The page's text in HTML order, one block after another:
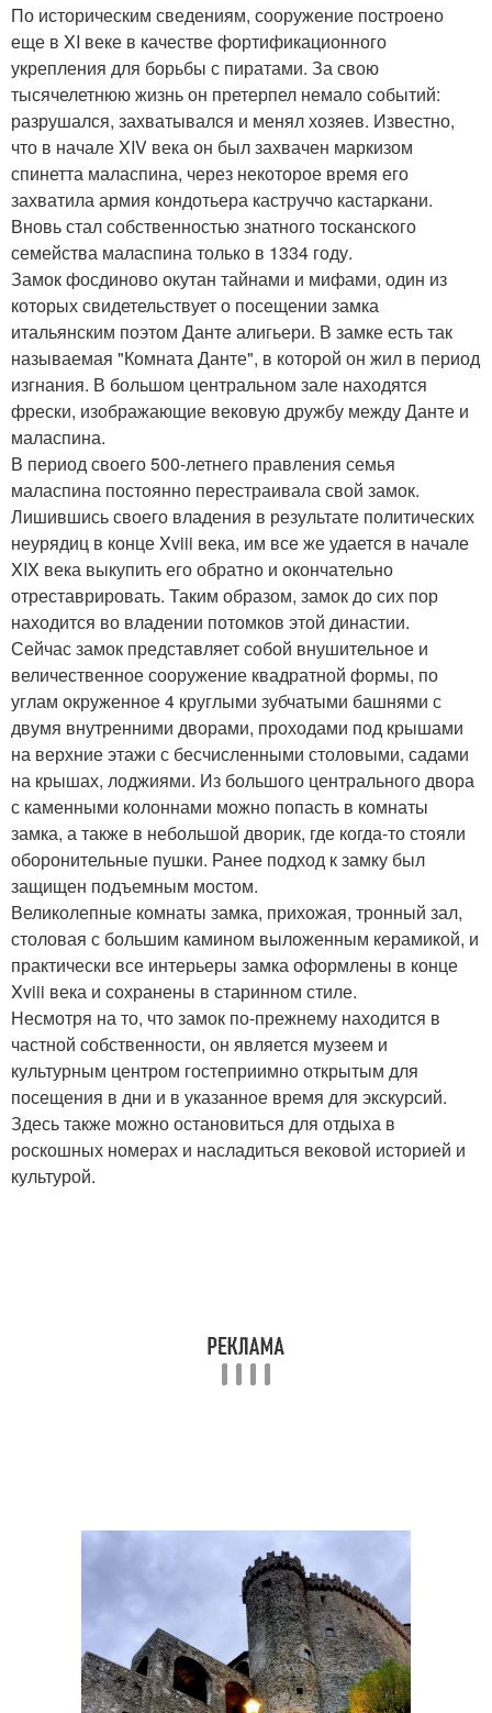
По историческим сведениям, сооружение построено
еще в XI веке в качестве фортификационного
укрепления для борьбы с пиратами. За свою
тысячелетнюю жизнь он претерпел немало событий:
разрушался, захватывался и менял хозяев. Известно,
что в начале XIV века он был захвачен маркизом
спинетта маласпина, через некоторое время его
захватила армия кондотьера каструччо кастаркани.
Вновь стал собственностью знатного тосканского
семейства маласпина только в 1334 году.
Замок фосдиново окутан тайнами и мифами, один из
которых свидетельствует о посещении замка
итальянским поэтом Данте алигьери. В замке есть так
называемая "Комната Данте", в которой он жил в период
изгнания. В большом центральном зале находятся
фрески, изображающие вековую дружбу между Данте и
маласпина.
В период своего 500-летнего правления семья
маласпина постоянно перестраивала свой замок.
Лишившись своего владения в результате политических
неурядиц в конце Xviii века, им все же удается в начале
XIX века выкупить его обратно и окончательно
отреставрировать. Таким образом, замок до сих пор
находится во владении потомков этой династии.
Сейчас замок представляет собой внушительное и
величественное сооружение квадратной формы, по
углам окруженное 4 круглыми зубчатыми башнями с
двумя внутренними дворами, проходами под крышами
на верхние этажи с бесчисленными столовыми, садами
на крышах, лоджиями. Из большого центрального двора
с каменными колоннами можно попасть в комнаты
замка, а также в небольшой дворик, где когда-то стояли
оборонительные пушки. Ранее подход к замку был
защищен подъемным мостом.
Великолепные комнаты замка, прихожая, тронный зал,
столовая с большим камином выложенным керамикой, и
практически все интерьеры замка оформлены в конце
Xviii века и сохранены в старинном стиле.
Несмотря на то, что замок по-прежнему находится в
частной собственности, он является музеем и
культурным центром гостеприимно открытым для
посещения в дни и в указанное время для экскурсий.
Здесь также можно остановиться для отдыха в
роскошных номерах и насладиться вековой историей и
культурой.